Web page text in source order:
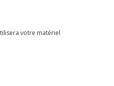
votre matériel